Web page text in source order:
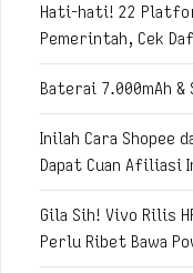
Hati-hati! 22
Pemerintah, Cek
Baterai 7.000mAh
Inilah Cara Shopee
Dapat Cuan Afiliasi
Gila Sih! Vivo Rilis
Perlu Ribet Bawa